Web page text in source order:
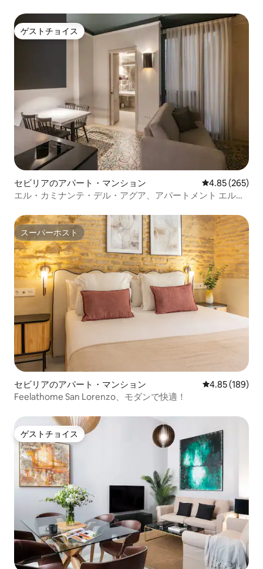
ゲストチョイス
ゲストチョイス
セビリアのアパート・マンション レビュー265
4.85 (265)
エル・カミナンテ・デル・アグア、アパートメント エル・
スーパーホスト
スーパーホスト
セビリアのアパート・マンション レビュー189
4.85 (189)
Feelathome San Lorenzo、モダンで快適！
ゲストチョイス
ゲストチョイス